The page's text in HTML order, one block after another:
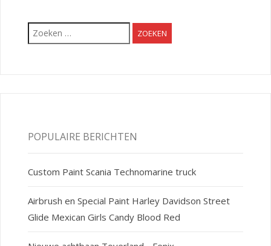
Zoeken
naar:
POPULAIRE BERICHTEN
Custom Paint Scania Technomarine truck
Airbrush en Special Paint Harley Davidson Street
Glide Mexican Girls Candy Blood Red